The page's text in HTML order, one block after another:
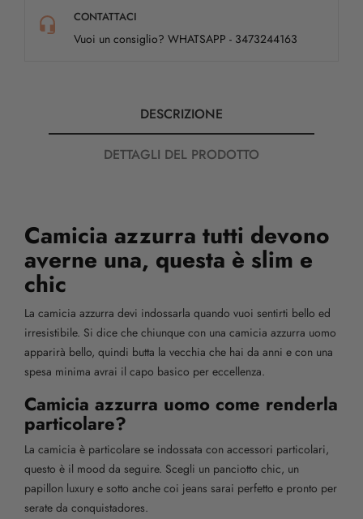
CONTATTACI
Vuoi un consiglio? WHATSAPP - 3473244163
DESCRIZIONE
DETTAGLI DEL PRODOTTO
Camicia azzurra tutti devono
averne una, questa è slim e
chic
La camicia azzurra devi indossarla quando vuoi sentirti bello ed
irresistibile. Si dice che chiunque con una camicia azzurra uomo
apparirà bello, quindi butta la vecchia che hai da anni e con una
spesa minima avrai il capo basico per eccellenza.
Camicia azzurra uomo come renderla
particolare?
La camicia è particolare se indossata con accessori particolari,
questo è il mood da seguire. Scegli un panciotto chic, un
papillon luxury e sotto anche coi jeans sarai perfetto e pronto per
serate da conquistadores.